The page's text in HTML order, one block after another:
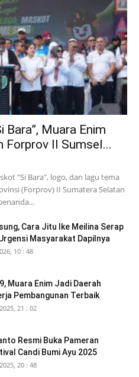
Bara”, Muara Enim
Forprov II Sumsel...
"Si Bara", logo, dan lagu tema
(Forprov) II Sumatera Selatan
Cara Jitu Ike Meilina Serap
Masyarakat Dapilnya
10 : 48
Muara Enim Jadi Daerah
Pembangunan Terbaik
21 : 02
Resmi Buka Pameran
Candi Bumi Ayu 2025
20 : 48